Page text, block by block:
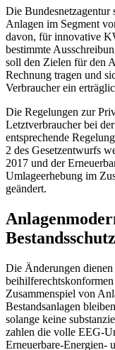
Die
Anlagen im Segment
davon, für innovative
bestimmte
soll den Zielen für den
Rechnung tragen und
Verbraucher ein
Die Regelungen zur
Letztverbraucher bei
entsprechende
2 des Gesetzentwurfs
2017 und der
Umlageerhebung im
geändert.
Bestandsschutz
Die Änderungen
Zusammenspiel von
Bestandsanlagen
solange keine
zahlen die volle EEG-
Erneuerbare-Energien-